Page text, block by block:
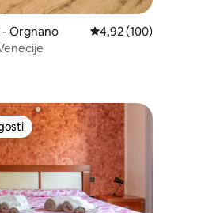
- Orgnano Prosječna ocjena:
4,92 (100)
rangiranima s oznakom „Odabrali gosti”